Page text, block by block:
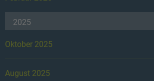
2025
Oktober 2025
August 2025